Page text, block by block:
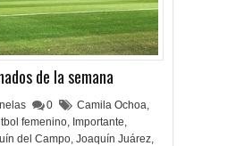
de la semana
0 Camila Ochoa,
femenino, Importante,
del Campo, Joaquín Juárez,